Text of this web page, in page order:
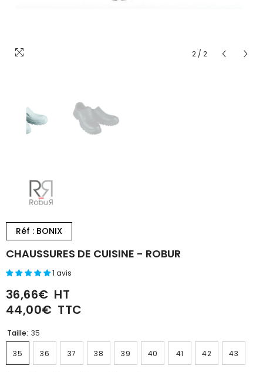
2 / 2
Réf : BONIX
CHAUSSURES DE CUISINE - ROBUR
1 avis
36,66€ HT
44,00€ TTC
Taille: 35
35 36 37 38 39 40 41 42 43